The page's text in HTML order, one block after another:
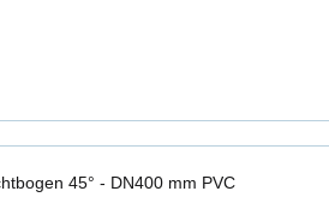
45° - DN400 mm PVC